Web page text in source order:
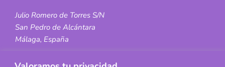
Julio Romero de Torres S/N
San Pedro de Alcántara
Málaga, España
663 68 42 84